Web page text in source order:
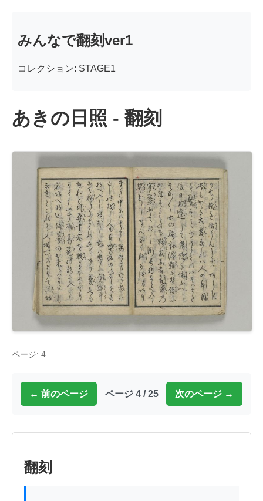
みんなで翻刻ver1
コレクション: STAGE1
あきの日照 - 翻刻
ページ: 4
← 前のページ ページ 4 / 25 次のページ →
翻刻